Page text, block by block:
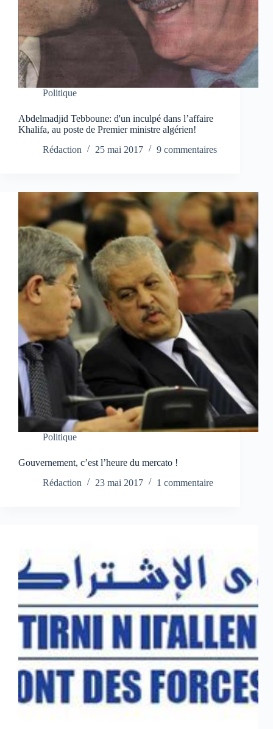
Politique
Abdelmadjid Tebboune: d'un inculpé dans l’affaire
Khalifa, au poste de Premier ministre algérien!
Rédaction
25 mai 2017 9 commentaires
Politique
Gouvernement, c’est l’heure du mercato !
Rédaction
23 mai 2017 1 commentaire